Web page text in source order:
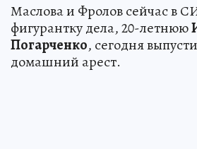
Маслова и Фролов сейчас в
фигурантку дела, 20-летнюю
Погарченко, сегодня
домашний арест.